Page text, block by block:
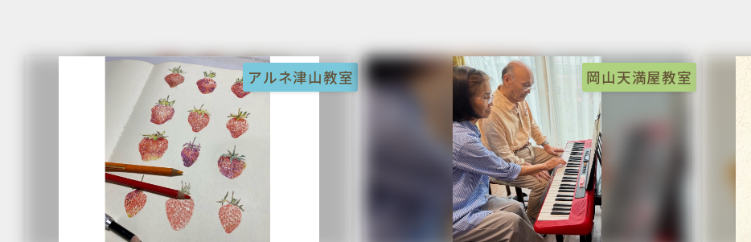
アルネ津山教室 岡山天満屋教室